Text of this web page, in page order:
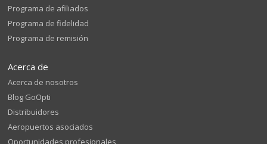
Programa de afiliados
Programa de fidelidad
Programa de remisión
Acerca de
Acerca de nosotros
Blog GoOpti
Distribuidores
Aeropuertos asociados
Oportunidades profesionales